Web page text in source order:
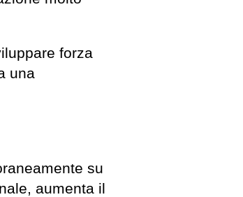
forza
una
su
aumenta il